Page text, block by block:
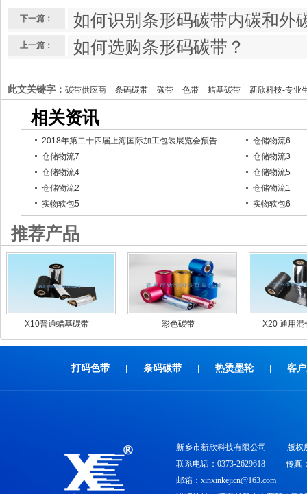
下一篇： 如何识别条形码碳带内碳和外
上一篇： 如何选购条形码碳带？
此文关键字： 碳带供应商 条码碳带 碳带 色带 蜡基碳带 新欣科技-专业
相关资讯
2018年第二十四届上海国际加工包装展览会预告
仓储物流6
仓储物流7
仓储物流3
仓储物流4
仓储物流5
仓储物流2
仓储物流1
实物软包5
实物软包6
推荐产品
X10普通蜡基碳带 彩色碳带 X20 通用混
打码色带 条码碳带 热烫墨轮 客
新乡市新欣科技有限公司
版权
联系电话：0373-2629618
传真
邮箱：xinxinkejicn@163.com